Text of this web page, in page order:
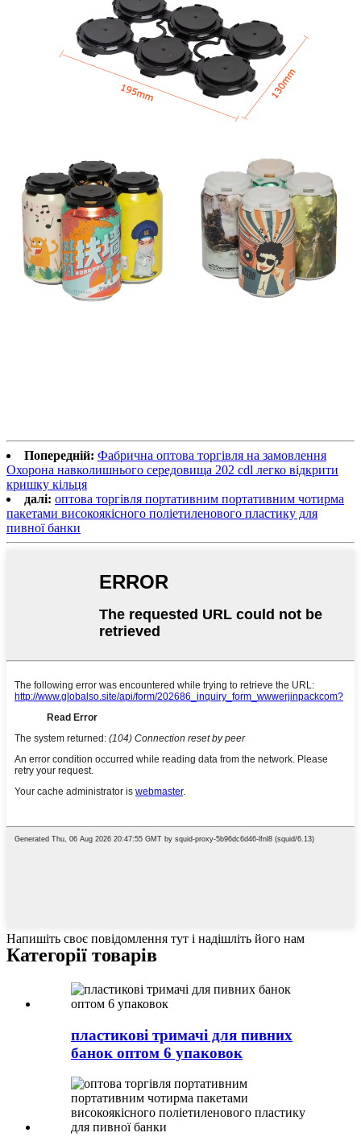
Попередній: Фабрична оптова торгівля на замовлення
Охорона навколишнього середовища 202 cdl легко відкрити
кришку кільця
далі: оптова торгівля портативним портативним чотирма
пакетами високоякісного поліетиленового пластику для
пивної банки
Напишіть своє повідомлення тут і надішліть його нам
Категорії товарів
пластикові тримачі для пивних
банок оптом 6 упаковок